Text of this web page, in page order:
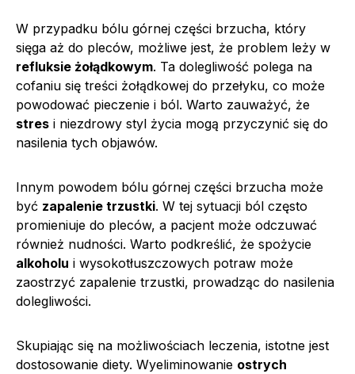
W przypadku bólu górnej części brzucha, który
sięga aż do pleców, możliwe jest, że problem leży w
refluksie żołądkowym. Ta dolegliwość polega na
cofaniu się treści żołądkowej do przełyku, co może
powodować pieczenie i ból. Warto zauważyć, że
stres i niezdrowy styl życia mogą przyczynić się do
nasilenia tych objawów.
Innym powodem bólu górnej części brzucha może
być zapalenie trzustki. W tej sytuacji ból często
promieniuje do pleców, a pacjent może odczuwać
również nudności. Warto podkreślić, że spożycie
alkoholu i wysokotłuszczowych potraw może
zaostrzyć zapalenie trzustki, prowadząc do nasilenia
dolegliwości.
Skupiając się na możliwościach leczenia, istotne jest
dostosowanie diety. Wyeliminowanie ostrych